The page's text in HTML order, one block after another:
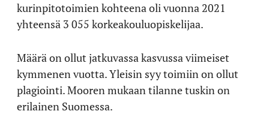
kurinpitotoimien kohteena oli vuonna 2021
yhteensä 3 055 korkeakouluopiskelijaa.
Määrä on ollut jatkuvassa kasvussa viimeiset
kymmenen vuotta. Yleisin syy toimiin on ollut
plagiointi. Mooren mukaan tilanne tuskin on
erilainen Suomessa.